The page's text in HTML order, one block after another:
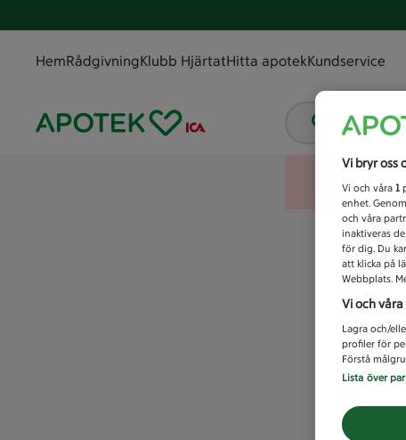
HemRådgivningKlubb HjärtatHitta apotekKundservice
Vad letar
Vi bryr oss
Vi och våra 1
enhet.
och våra
inaktiveras
för dig. Du
att klicka på
Webbplats.
Vi och
Lagra och/
profiler för
Förstå
Lista över